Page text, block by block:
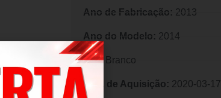
Ano de Fabricação: 2013
Ano do Modelo: 2014
Cor: Branco
Data de Aquisição: 2020-03-17